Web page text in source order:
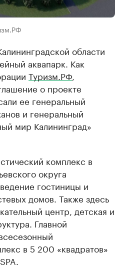
области
аквапарк. Как
Туризм.РФ,
о проекте
ее генеральный
и генеральный
мир Калининград»
комплекс в
округа
гостиницы и
домов. Также здесь
центр, детская и
Главной
в 5 200 «квадратов»